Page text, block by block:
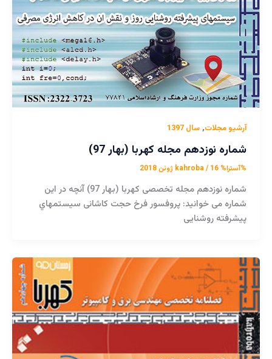
آرشیو مجلات, سال 1397
شماره نوزدهم مجله کهربا (بهار 97)
%آسترا% kahroba/ 16 ژوئن 2018
شماره نوزدهم مجله تخصصی کهربا (بهار 97) آنچه در این
شماره می خوانید: پروفسور فرخ حجت کاشانی سیستمهاي
پیشرفته روشنايی